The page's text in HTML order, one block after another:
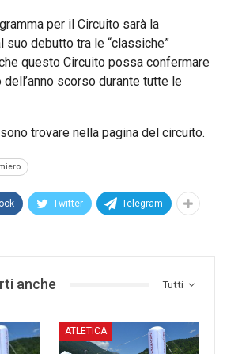
per il Circuito sarà la
suo debutto tra le “classiche”
questo Circuito possa confermare
scorso durante tutte le
trovare nella pagina del circuito.
Twitter Telegram
Tutti
anche
ATLETICA